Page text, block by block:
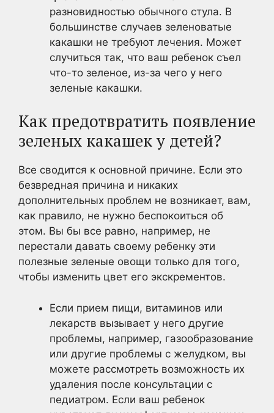
разновидностью обычного стула. В
большинстве случаев зеленоватые
какашки не требуют лечения. Может
случиться так, что ваш ребенок съел
что-то зеленое, из-за чего у него
зеленые какашки.
Как предотвратить появление
зеленых какашек у детей?
Все сводится к основной причине. Если это
безвредная причина и никаких
дополнительных проблем не возникает, вам,
как правило, не нужно беспокоиться об
этом. Вы бы все равно, например, не
перестали давать своему ребенку эти
полезные зеленые овощи только для того,
чтобы изменить цвет его экскрементов.
Если прием пищи, витаминов или
лекарств вызывает у него другие
проблемы, например, газообразование
или другие проблемы с желудком, вы
можете рассмотреть возможность их
удаления после консультации с
педиатром. Если ваш ребенок